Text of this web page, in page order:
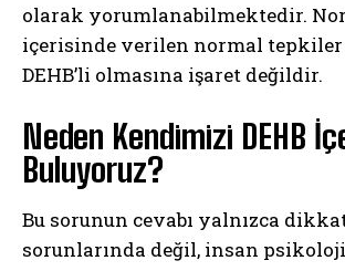
olarak yorumlanabilmektedir.
içerisinde verilen normal
DEHB’li olmasına işaret değildir.
Neden Kendimizi DEHB
Buluyoruz?
Bu sorunun cevabı yalnızca
sorunlarında değil, insan